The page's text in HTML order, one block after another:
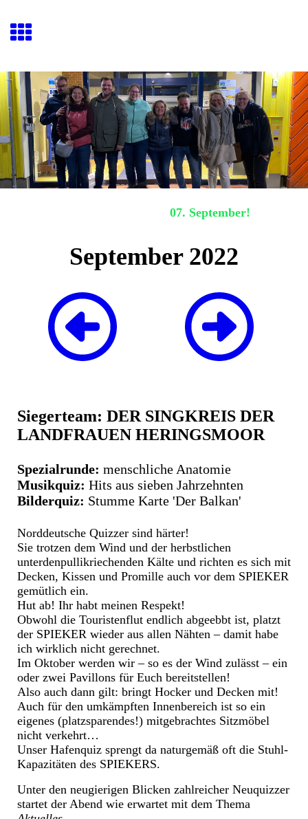
07. September!
September 2022
Siegerteam: DER SINGKREIS DER
LANDFRAUEN HERINGSMOOR
Spezialrunde: menschliche Anatomie
Musikquiz: Hits aus sieben Jahrzehnten
Bilderquiz: Stumme Karte 'Der Balkan'
Norddeutsche Quizzer sind härter!
Sie trotzen dem Wind und der herbstlichen
unterdenpullikriechenden Kälte und richten es sich mit
Decken, Kissen und Promille auch vor dem SPIEKER
gemütlich ein.
Hut ab! Ihr habt meinen Respekt!
Obwohl die Touristenflut endlich abgeebbt ist, platzt
der SPIEKER wieder aus allen Nähten – damit habe
ich wirklich nicht gerechnet.
Im Oktober werden wir – so es der Wind zulässt – ein
oder zwei Pavillons für Euch bereitstellen!
Also auch dann gilt: bringt Hocker und Decken mit!
Auch für den umkämpften Innenbereich ist so ein
eigenes (platzsparendes!) mitgebrachtes Sitzmöbel
nicht verkehrt…
Unser Hafenquiz sprengt da naturgemäß oft die Stuhl-
Kapazitäten des SPIEKERS.
Unter den neugierigen Blicken zahlreicher Neuquizzer
startet der Abend wie erwartet mit dem Thema